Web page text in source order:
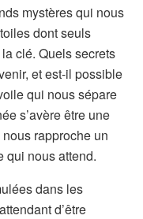
mystères qui nous
dont seuls
clé. Quels secrets
et est-il possible
qui nous sépare
s’avère être une
rapproche un
qui nous attend.
dans les
d’être